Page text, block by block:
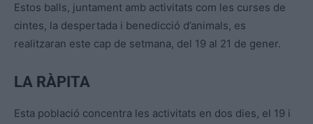
Estos balls, juntament amb activitats com les curses de
cintes, la despertada i benedicció d’animals, es
realitzaran este cap de setmana, del 19 al 21 de gener.
LA RÀPITA
Esta població concentra les activitats en dos dies, el 19 i